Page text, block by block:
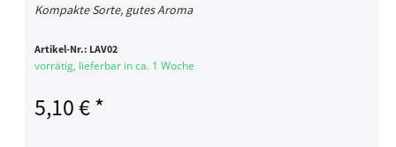
Kompakte Sorte, gutes Aroma
Artikel-Nr.: LAV02
vorrätig, lieferbar in ca. 1 Woche
5,10 € *